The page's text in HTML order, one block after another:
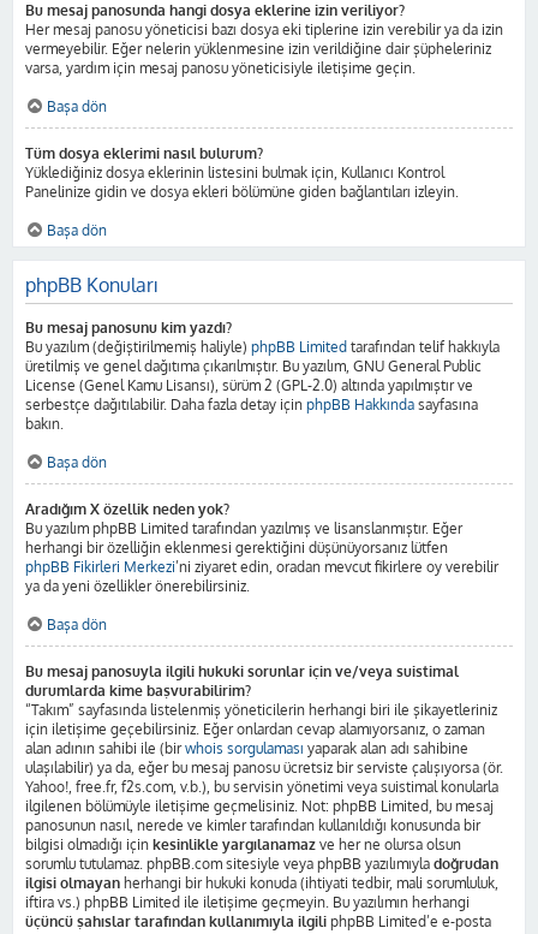
Bu mesaj panosunda hangi dosya eklerine izin veriliyor?
Her mesaj panosu yöneticisi bazı dosya eki tiplerine izin verebilir ya da izin
vermeyebilir. Eğer nelerin yüklenmesine izin verildiğine dair şüpheleriniz
varsa, yardım için mesaj panosu yöneticisiyle iletişime geçin.
Başa dön
Tüm dosya eklerimi nasıl bulurum?
Yüklediğiniz dosya eklerinin listesini bulmak için, Kullanıcı Kontrol
Panelinize gidin ve dosya ekleri bölümüne giden bağlantıları izleyin.
Başa dön
phpBB Konuları
Bu mesaj panosunu kim yazdı?
Bu yazılım (değiştirilmemiş haliyle) phpBB Limited tarafından telif hakkıyla
üretilmiş ve genel dağıtıma çıkarılmıştır. Bu yazılım, GNU General Public
License (Genel Kamu Lisansı), sürüm 2 (GPL-2.0) altında yapılmıştır ve
serbestçe dağıtılabilir. Daha fazla detay için phpBB Hakkında sayfasına
bakın.
Başa dön
Aradığım X özellik neden yok?
Bu yazılım phpBB Limited tarafından yazılmış ve lisanslanmıştır. Eğer
herhangi bir özelliğin eklenmesi gerektiğini düşünüyorsanız lütfen
phpBB Fikirleri Merkezi’ni ziyaret edin, oradan mevcut fikirlere oy verebilir
ya da yeni özellikler önerebilirsiniz.
Başa dön
Bu mesaj panosuyla ilgili hukuki sorunlar için ve/veya suistimal
durumlarda kime başvurabilirim?
“Takım” sayfasında listelenmiş yöneticilerin herhangi biri ile şikayetleriniz
için iletişime geçebilirsiniz. Eğer onlardan cevap alamıyorsanız, o zaman
alan adının sahibi ile (birwhois sorgulaması yaparak alan adı sahibine
ulaşılabilir) ya da, eğer bu mesaj panosu ücretsiz bir serviste çalışıyorsa (ör.
Yahoo!, free.fr, f2s.com, v.b.), bu servisin yönetimi veya suistimal konularla
ilgilenen bölümüyle iletişime geçmelisiniz. Not: phpBB Limited, bu mesaj
panosunun nasıl, nerede ve kimler tarafından kullanıldığı konusunda bir
bilgisi olmadığı için kesinlikle yargılanamaz ve her ne olursa olsun
sorumlu tutulamaz. phpBB.com sitesiyle veya phpBB yazılımıyla doğrudan
ilgisi olmayan herhangi bir hukuki konuda (ihtiyati tedbir, mali sorumluluk,
iftira vs.) phpBB Limited ile iletişime geçmeyin. Bu yazılımın herhangi
üçüncü şahıslar tarafından kullanımıyla ilgili phpBB Limited’e e-posta